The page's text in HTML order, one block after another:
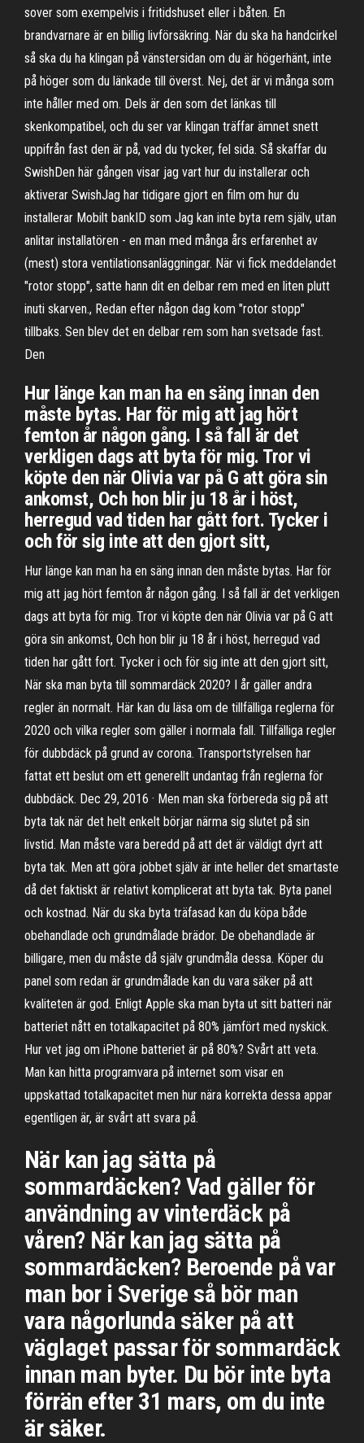
sover som exempelvis i fritidshuset eller i båten. En
brandvarnare är en billig livförsäkring. När du ska ha handcirkel
så ska du ha klingan på vänstersidan om du är högerhänt, inte
på höger som du länkade till överst. Nej, det är vi många som
inte håller med om. Dels är den som det länkas till
skenkompatibel, och du ser var klingan träffar ämnet snett
uppifrån fast den är på, vad du tycker, fel sida. Så skaffar du
SwishDen här gången visar jag vart hur du installerar och
aktiverar SwishJag har tidigare gjort en film om hur du
installerar Mobilt bankID som Jag kan inte byta rem själv, utan
anlitar installatören - en man med många års erfarenhet av
(mest) stora ventilationsanläggningar. När vi fick meddelandet
"rotor stopp", satte hann dit en delbar rem med en liten plutt
inuti skarven., Redan efter någon dag kom "rotor stopp"
tillbaks. Sen blev det en delbar rem som han svetsade fast.
Den
Hur länge kan man ha en säng innan den
måste bytas. Har för mig att jag hört
femton år någon gång. I så fall är det
verkligen dags att byta för mig. Tror vi
köpte den när Olivia var på G att göra sin
ankomst, Och hon blir ju 18 år i höst,
herregud vad tiden har gått fort. Tycker i
och för sig inte att den gjort sitt,
Hur länge kan man ha en säng innan den måste bytas. Har för
mig att jag hört femton år någon gång. I så fall är det verkligen
dags att byta för mig. Tror vi köpte den när Olivia var på G att
göra sin ankomst, Och hon blir ju 18 år i höst, herregud vad
tiden har gått fort. Tycker i och för sig inte att den gjort sitt,
När ska man byta till sommardäck 2020? I år gäller andra
regler än normalt. Här kan du läsa om de tillfälliga reglerna för
2020 och vilka regler som gäller i normala fall. Tillfälliga regler
för dubbdäck på grund av corona. Transportstyrelsen har
fattat ett beslut om ett generellt undantag från reglerna för
dubbdäck. Dec 29, 2016 · Men man ska förbereda sig på att
byta tak när det helt enkelt börjar närma sig slutet på sin
livstid. Man måste vara beredd på att det är väldigt dyrt att
byta tak. Men att göra jobbet själv är inte heller det smartaste
då det faktiskt är relativt komplicerat att byta tak. Byta panel
och kostnad. När du ska byta träfasad kan du köpa både
obehandlade och grundmålade brädor. De obehandlade är
billigare, men du måste då själv grundmåla dessa. Köper du
panel som redan är grundmålade kan du vara säker på att
kvaliteten är god. Enligt Apple ska man byta ut sitt batteri när
batteriet nått en totalkapacitet på 80% jämfört med nyskick.
Hur vet jag om iPhone batteriet är på 80%? Svårt att veta.
Man kan hitta programvara på internet som visar en
uppskattad totalkapacitet men hur nära korrekta dessa appar
egentligen är, är svårt att svara på.
När kan jag sätta på
sommardäcken? Vad gäller för
användning av vinterdäck på
våren? När kan jag sätta på
sommardäcken? Beroende på var
man bor i Sverige så bör man
vara någorlunda säker på att
väglaget passar för sommardäck
innan man byter. Du bör inte byta
förrän efter 31 mars, om du inte
är säker.